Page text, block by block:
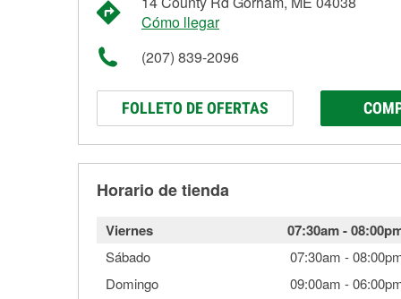
Cómo llegar
(207) 839-2096
FOLLETO DE OFERTAS
Horario de tienda
Viernes 07:30am-
Sábado 07:30am -
Domingo
09:00am -